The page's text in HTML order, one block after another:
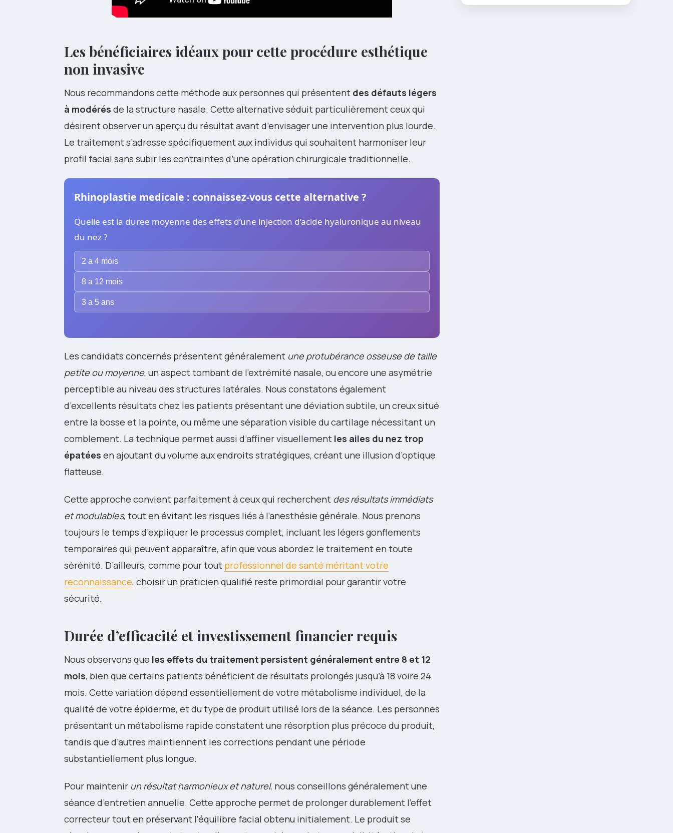
Les bénéficiaires idéaux pour cette procédure esthétique
non invasive
Nous recommandons cette méthode aux personnes qui présentent des défauts légers
à modérés de la structure nasale. Cette alternative séduit particulièrement ceux qui
désirent observer un aperçu du résultat avant d’envisager une intervention plus lourde.
Le traitement s’adresse spécifiquement aux individus qui souhaitent harmoniser leur
profil facial sans subir les contraintes d’une opération chirurgicale traditionnelle.
Rhinoplastie medicale : connaissez-vous cette alternative ?
Quelle est la duree moyenne des effets d’une injection d’acide hyaluronique au niveau
du nez ?
2 a 4 mois
8 a 12 mois
3 a 5 ans
Les candidats concernés présentent généralement une protubérance osseuse de taille
petite ou moyenne, un aspect tombant de l’extrémité nasale, ou encore une asymétrie
perceptible au niveau des structures latérales. Nous constatons également
d’excellents résultats chez les patients présentant une déviation subtile, un creux situé
entre la bosse et la pointe, ou même une séparation visible du cartilage nécessitant un
comblement. La technique permet aussi d’affiner visuellement les ailes du nez trop
épatées en ajoutant du volume aux endroits stratégiques, créant une illusion d’optique
flatteuse.
Cette approche convient parfaitement à ceux qui recherchent des résultats immédiats
et modulables, tout en évitant les risques liés à l’anesthésie générale. Nous prenons
toujours le temps d’expliquer le processus complet, incluant les légers gonflements
temporaires qui peuvent apparaître, afin que vous abordez le traitement en toute
sérénité. D’ailleurs, comme pour tout professionnel de santé méritant votre
reconnaissance, choisir un praticien qualifié reste primordial pour garantir votre
sécurité.
Durée d’efficacité et investissement financier requis
Nous observons que les effets du traitement persistent généralement entre 8 et 12
mois, bien que certains patients bénéficient de résultats prolongés jusqu’à 18 voire 24
mois. Cette variation dépend essentiellement de votre métabolisme individuel, de la
qualité de votre épiderme, et du type de produit utilisé lors de la séance. Les personnes
présentant un métabolisme rapide constatent une résorption plus précoce du produit,
tandis que d’autres maintiennent les corrections pendant une période
substantiellement plus longue.
Pour maintenir un résultat harmonieux et naturel, nous conseillons généralement une
séance d’entretien annuelle. Cette approche permet de prolonger durablement l’effet
correcteur tout en préservant l’équilibre facial obtenu initialement. Le produit se